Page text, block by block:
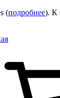
(подробнее). К